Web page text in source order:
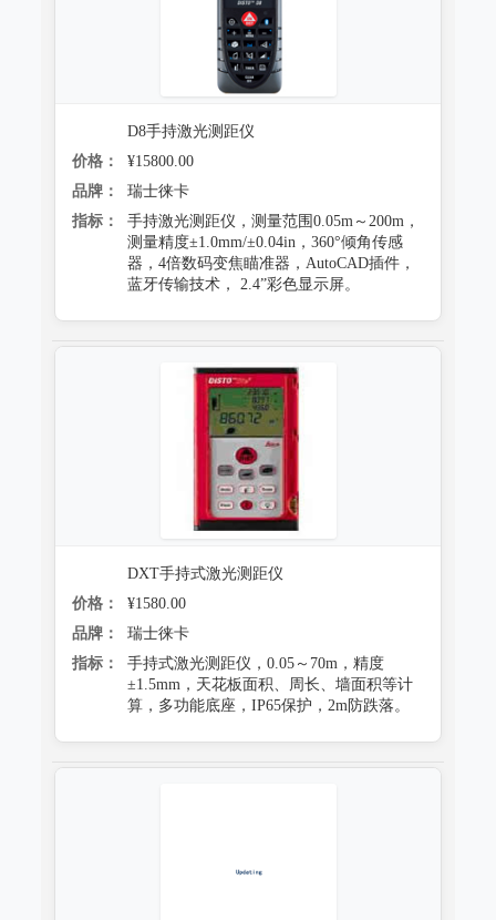
D8手持激光测距仪
价格：
¥15800.00
品牌：
瑞士徕卡
指标：
手持激光测距仪，测量范围0.05m～200m，
测量精度±1.0mm/±0.04in，360°倾角传感
器，4倍数码变焦瞄准器，AutoCAD插件，
蓝牙传输技术， 2.4”彩色显示屏。
DXT手持式激光测距仪
价格：
¥1580.00
品牌：
瑞士徕卡
指标：
手持式激光测距仪，0.05～70m，精度
±1.5mm，天花板面积、周长、墙面积等计
算，多功能底座，IP65保护，2m防跌落。